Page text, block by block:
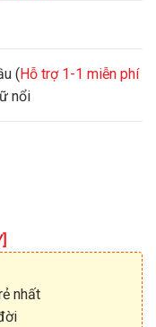
(Hỗ trợ 1-1 miễn phí
nổi
nhất